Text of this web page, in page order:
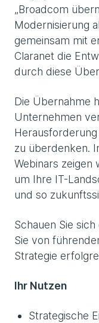
„Broadcom
Modernisierung
gemeinsam mit
Claranet die
durch diese
Die Übernahme
Unternehmen
zu überdenken.
Webinars zeigen
um Ihre IT-
und so
Schauen Sie
Sie von
Strategie
Ihr Nutzen
Strategische